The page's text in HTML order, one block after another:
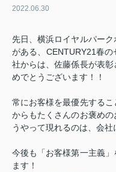
2022.06.30
先日、横浜ロイヤルパー
がある、CENTURY21春
社からは、佐藤係長が表
めでとうございます！！
常にお客様を最優先する
からもたくさんのお褒め
うやって現れるのは、会社
今後も「お客様第一主義
ます！